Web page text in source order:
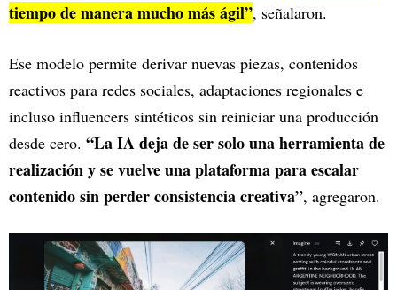
tiempo de manera mucho más ágil”, señalaron.
Ese modelo permite derivar nuevas piezas, contenidos
reactivos para redes sociales, adaptaciones regionales e
incluso influencers sintéticos sin reiniciar una producción
desde cero. “La IA deja de ser solo una herramienta de
realización y se vuelve una plataforma para escalar
contenido sin perder consistencia creativa”, agregaron.